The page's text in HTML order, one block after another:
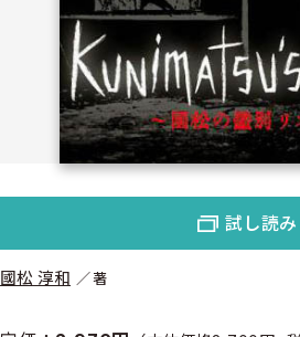
國松 淳和 著
試し読み